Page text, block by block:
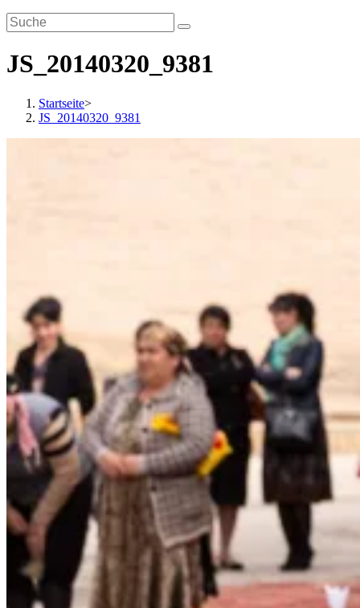
JS_20140320_9381
Startseite>
JS_20140320_9381